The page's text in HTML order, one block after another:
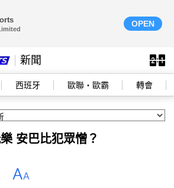
OPEN
新聞
西班牙 歐聯‧歐霸 轉會
安巴比犯眾憎？